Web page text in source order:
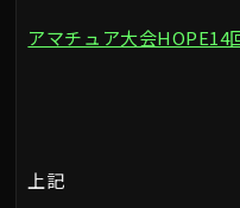
アマチュア大会HOPE14
上記